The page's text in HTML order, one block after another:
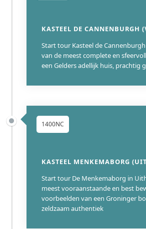
KASTEEL DE CANNENBURGH
Start tour Kasteel de Cannenburgh
van de meest complete en
een Gelders adellijk huis, prachtig
1400NC
KASTEEL MENKEMABORG
Start tour De Menkemaborg in
meest vooraanstaande en best
voorbeelden van een Groninger
zeldzaam authentiek